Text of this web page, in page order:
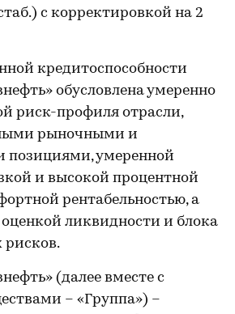
с корректировкой на 2
кредитоспособности
обусловлена умеренно
риск-профиля отрасли,
рыночными и
позициями, умеренной
и высокой процентной
рентабельностью, а
ликвидности и блока
рисков.
(далее вместе с
– «Группа») –